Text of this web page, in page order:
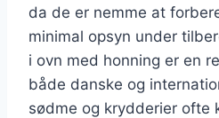
da de er nemme at
minimal opsyn under
i ovn med honning er en
både danske og
sødme og krydderier ofte